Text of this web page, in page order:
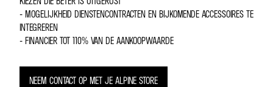
- MOGELIJKHEID DIENSTENCONTRACTEN EN BIJKOMENDE ACCESSOIRES TE
INTEGREREN
- FINANCIER TOT 110% VAN DE AANKOOPWAARDE
NEEM CONTACT OP MET JE ALPINE STORE